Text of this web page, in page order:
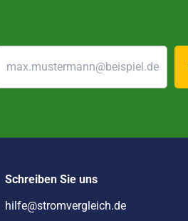
Schreiben Sie uns
hilfe@stromvergleich.de